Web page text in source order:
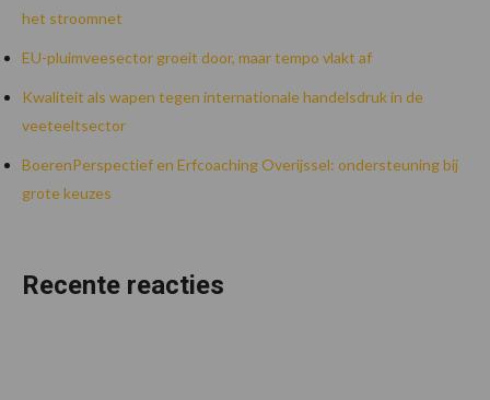
het stroomnet
EU-pluimveesector groeit door, maar tempo vlakt af
Kwaliteit als wapen tegen internationale handelsdruk in de
veeteeltsector
BoerenPerspectief en Erfcoaching Overijssel: ondersteuning bij
grote keuzes
Recente reacties